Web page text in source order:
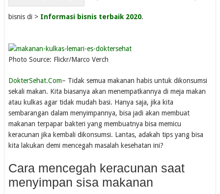
bisnis di > Informasi bisnis terbaik 2020.
Photo Source: Flickr/Marco Verch
DokterSehat.Com– Tidak semua makanan habis untuk dikonsumsi
sekali makan. Kita biasanya akan menempatkannya di meja makan
atau kulkas agar tidak mudah basi. Hanya saja, jika kita
sembarangan dalam menyimpannya, bisa jadi akan membuat
makanan terpapar bakteri yang membuatnya bisa memicu
keracunan jika kembali dikonsumsi. Lantas, adakah tips yang bisa
kita lakukan demi mencegah masalah kesehatan ini?
Cara mencegah keracunan saat
menyimpan sisa makanan